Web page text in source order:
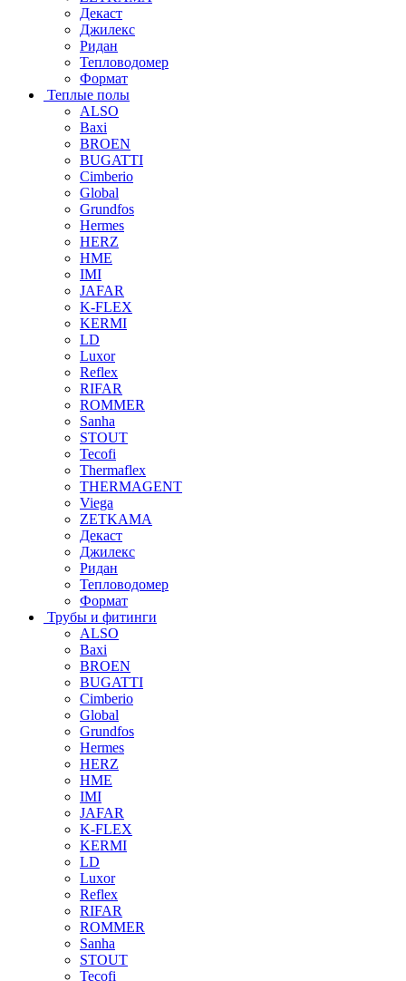
Декаст
Джилекс
Ридан
Тепловодомер
Формат
Теплые полы
ALSO
Baxi
BROEN
BUGATTI
Cimberio
Global
Grundfos
Hermes
HERZ
HME
IMI
JAFAR
K-FLEX
KERMI
LD
Luxor
Reflex
RIFAR
ROMMER
Sanha
STOUT
Tecofi
Thermaflex
THERMAGENT
Viega
ZETKAMA
Декаст
Джилекс
Ридан
Тепловодомер
Формат
Трубы и фитинги
ALSO
Baxi
BROEN
BUGATTI
Cimberio
Global
Grundfos
Hermes
HERZ
HME
IMI
JAFAR
K-FLEX
KERMI
LD
Luxor
Reflex
RIFAR
ROMMER
Sanha
STOUT
Tecofi